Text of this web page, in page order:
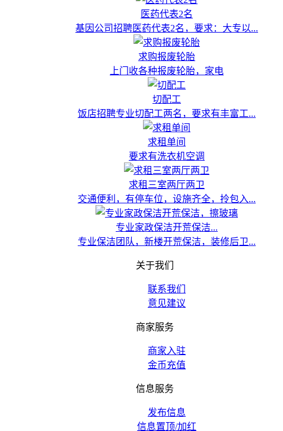
医药代表2名
基因公司招聘医药代表2名，要求：大专以...
求购报废轮胎
上门收各种报废轮胎，家电
切配工
饭店招聘专业切配工两名，要求有丰富工...
求租单间
要求有洗衣机空调
求租三室两厅两卫
交通便利，有停车位，设施齐全，拎包入...
专业家政保洁开荒保洁...
专业保洁团队，新楼开荒保洁，装修后卫...
关于我们
联系我们
意见建议
商家服务
商家入驻
金币充值
信息服务
发布信息
信息置顶/加红